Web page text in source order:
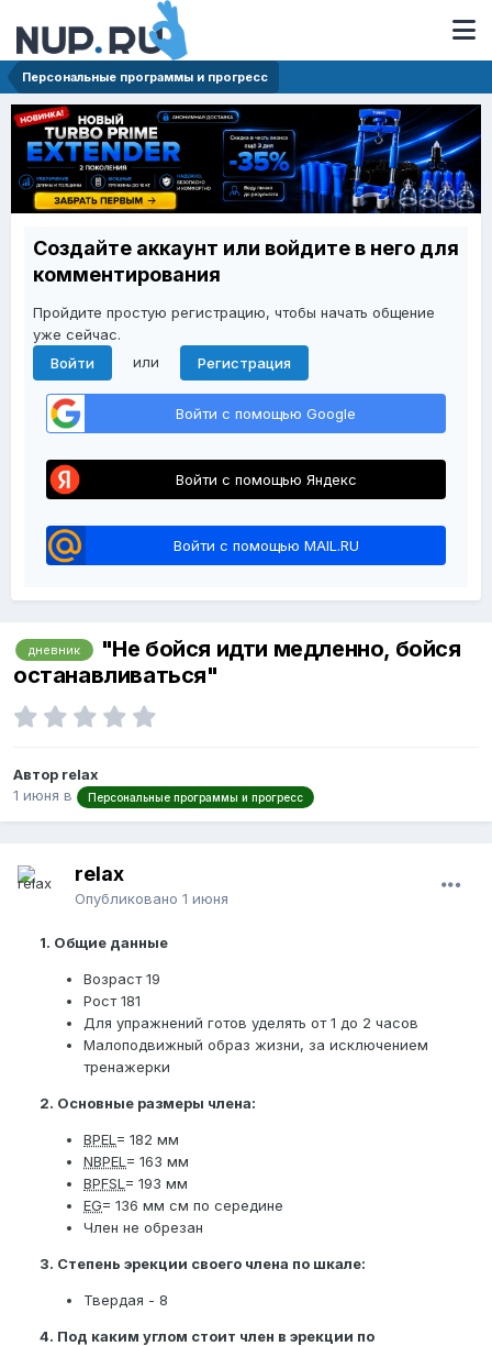
Персональные программы и прогресс
Создайте аккаунт или войдите в него для
комментирования
Пройдите простую регистрацию, чтобы начать общение
уже сейчас.
Войти
или Регистрация
Войти с помощью Google
Войти с помощью Яндекс
Войти с помощью MAIL.RU
дневник
"Не бойся идти медленно, бойся
останавливаться"
Автор relax
1 июня в Персональные программы и прогресс
relax
Опубликовано 1 июня
1. Общие данные
Возраст 19
Рост 181
Для упражнений готов уделять от 1 до 2 часов
Малоподвижный образ жизни, за исключением
тренажерки
2. Основные размеры члена:
BPEL = 182 мм
NBPEL = 163 мм
BPFSL = 193 мм
EG= 136 мм см по середине
Член не обрезан
3. Степень эрекции своего члена по шкале:
Твердая - 8
4. Под каким углом стоит член в эрекции по